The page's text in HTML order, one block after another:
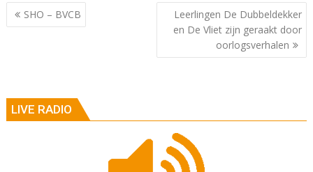
Berichtnavigatie
SHO – BVCB
Leerlingen De Dubbeldekker
en De Vliet zijn geraakt door
oorlogsverhalen
LIVE RADIO